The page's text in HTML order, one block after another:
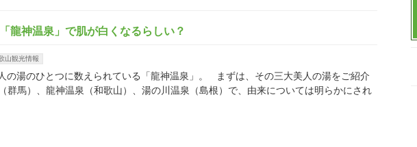
龍神温泉」で肌が白くなるらしい？
山観光情報
の湯のひとつに数えられている「龍神温泉」。 まずは、その三大美人の湯をご紹介
群馬）、龍神温泉（和歌山）、湯の川温泉（島根）で、由来については明らかにされ